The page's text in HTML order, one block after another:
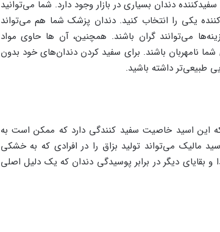
دندان بسیاری در بازار وجود دارد. شما می‌توانید
یکی را انتخاب کنید. دندان پزشک شما هم می‌تواند
می‌توانند گران باشند. همچنین، آن ها حاوی مواد
نامهربان باشند. برای سفید کردن دندان‌های خود بدون
طبیعی‌تر داشته باشید.
این اسید خاصیت سفید کنندگی دارد که ممکن است به
مالیک می‌تواند تولید بزاق را در افرادی که به خشکی
بقایای دیگر در برابر پوسیدگی دندان که یک دلیل اصلی